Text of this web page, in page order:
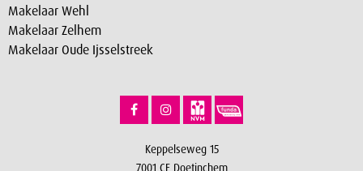
Makelaar Wehl
Makelaar Zelhem
Makelaar Oude Ijsselstreek
Keppelseweg 15
7001 CE Doetinchem